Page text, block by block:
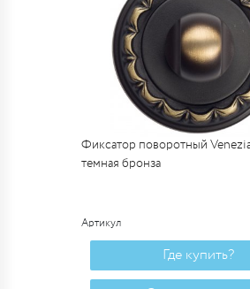
Фиксатор поворотный
темная бронза
Артикул
Где купить?